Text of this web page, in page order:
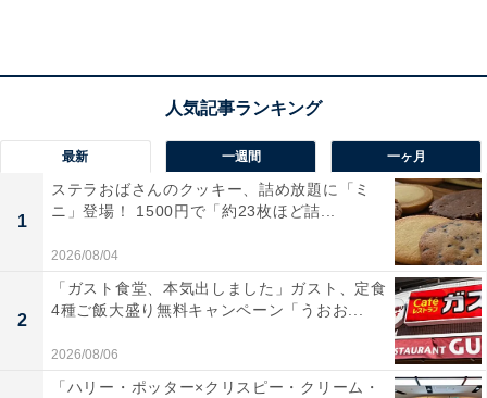
つけてリプライすると、抽選でマックカードが当たると
いう企画も実施しています。詳しくはマクドナルドの公
式Webサイトや投稿をチェックしてみてくださいね。
ならば！ポテトM・L250円！
pic.twitter.com/mB9JTDOQh2
— マクドナルド (@McDonaldsJapan)
June 22, 2026
最新 一週間 一ヶ月
1
ステラおばさんのクッキー、詰め放題に「ミ
ニ」登場！ 1500円で「約23枚ほど詰...
2026/08/04
2
「ガスト食堂、本気出しました」ガスト、定食
4種ご飯大盛り無料キャンペーン「うおお...
2026/08/06
「ハリー・ポッター×クリスピー・クリーム・